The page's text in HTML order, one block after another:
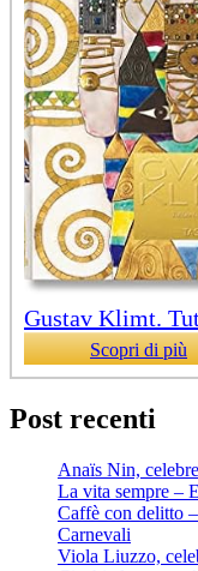
Gustav Klimt.
Scopri di più
Post recenti
Anaïs Nin,
La vita sempre –
Caffè con delitto
Carnevali
Viola Liuzzo,